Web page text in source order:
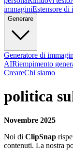
immaginiEstensore di
Generare
Generatore di
AIRiempimento
CreareChi siamo
politica
Novembre 2025
Noi di ClipSnap
contenuti. La nostra